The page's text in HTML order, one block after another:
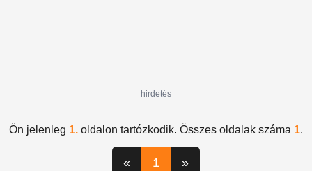
hirdetés
Ön jelenleg 1. oldalon tartózkodik. Összes oldalak száma 1.
« 1 »